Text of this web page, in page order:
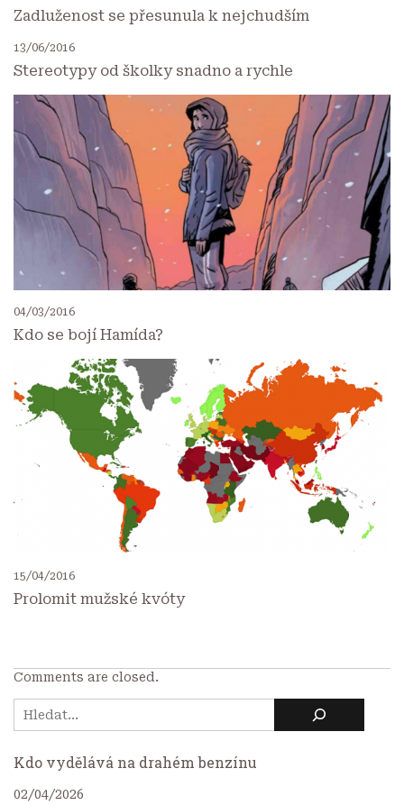
Zadluženost se přesunula k nejchudším
13/06/2016
Stereotypy od školky snadno a rychle
04/03/2016
Kdo se bojí Hamída?
15/04/2016
Prolomit mužské kvóty
Comments are closed.
Kdo vydělává na drahém benzínu
02/04/2026